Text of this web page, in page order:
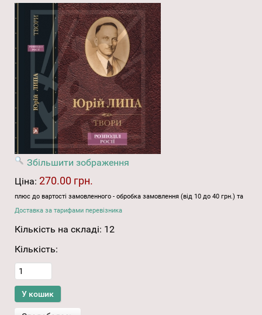
Збільшити зображення
Ціна: 270.00 грн.
плюс до вартості замовленного - обробка замовлення (від 10 до 40 грн.) та
Доставка за тарифами перевізника
Кількість на складі: 12
Кількість: